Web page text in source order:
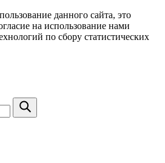
данного сайта, это
на использование нами
по сбору статистических